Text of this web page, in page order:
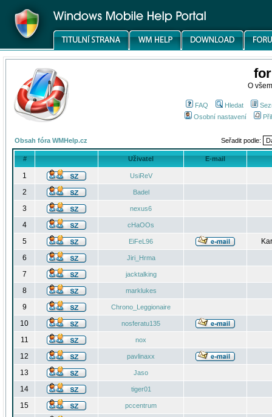
O
FAQ Hledat
Osobní nastavení
Obsah fóra WMHelp.cz Seřadit podle:
# Uživatel E-mail
1 UsiReV
2 Badel
3 nexus6
4 cHaOOs
5 EiFeL96
6
Jiri_Hrma
7 jacktalking
8 marklukes
9 Chrono_Leggionaire
10 nosferatu135
11 nox
12 pavlinaxx
13 Jaso
14 tiger01
15 pccentrum